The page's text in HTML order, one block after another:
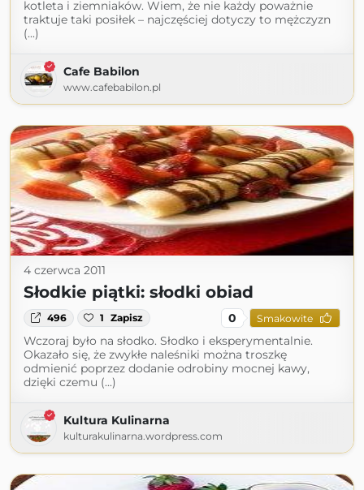
kotleta i ziemniaków. Wiem, że nie każdy poważnie
traktuje taki posiłek – najczęściej dotyczy to mężczyzn
(...)
Cafe Babilon
www.cafebabilon.pl
4 czerwca 2011
Słodkie piątki: słodki obiad
496 1 Zapisz 0 Smakowite
Wczoraj było na słodko. Słodko i eksperymentalnie.
Okazało się, że zwykłe naleśniki można troszkę
odmienić poprzez dodanie odrobiny mocnej kawy,
dzięki czemu (...)
Kultura Kulinarna
kulturakulinarna.wordpress.com